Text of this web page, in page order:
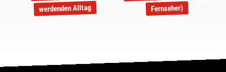
werdenden Alltag Fernseher)